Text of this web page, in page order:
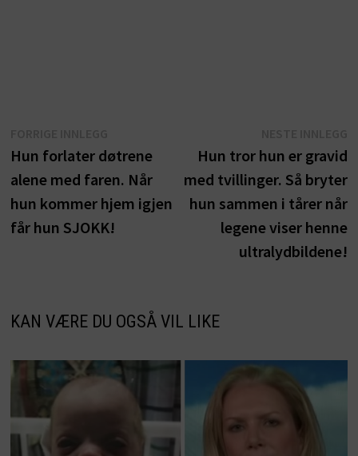
innlegg:
Hun forlater døtrene
alene med faren. Når
hun kommer hjem igjen
får hun SJOKK!
Hun tror hun er gravid
med tvillinger. Så bryter
hun sammen i tårer når
legene viser henne
ultralydbildene!
KAN VÆRE DU OGSÅ VIL LIKE